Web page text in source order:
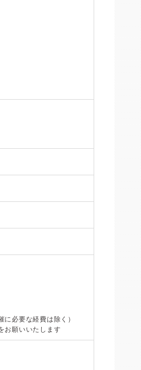
必要な経費は除く）
お願いいたします